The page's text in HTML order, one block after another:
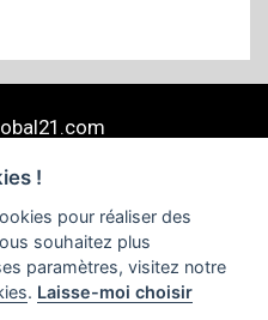
Spain
site
Space Bits
!
pour réaliser des
souhaitez plus
paramètres, visitez notre
. Laisse-moi choisir